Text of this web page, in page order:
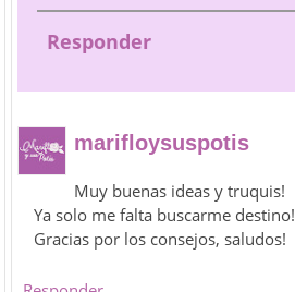
Responder
marifloysuspotis
Muy buenas ideas y truquis!
Ya solo me falta buscarme destino!
Gracias por los consejos, saludos!